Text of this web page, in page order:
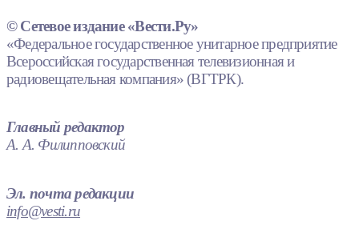
© Сетевое издание «Вести.Ру»
«Федеральное государственное унитарное предприятие
Всероссийская государственная телевизионная и
радиовещательная компания» (ВГТРК).
Главный редактор
А. А. Филипповский
Эл. почта редакции
info@vesti.ru